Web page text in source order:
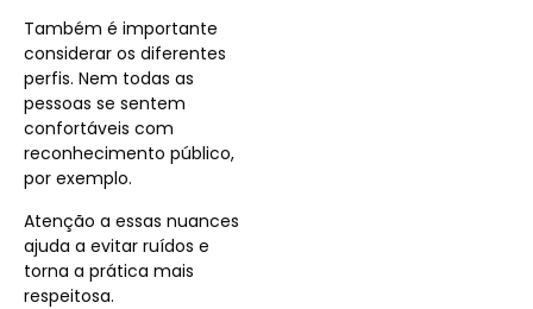
Também é importante
considerar os diferentes
perfis. Nem todas as
pessoas se sentem
confortáveis com
reconhecimento público,
por exemplo.
Atenção a essas nuances
ajuda a evitar ruídos e
torna a prática mais
respeitosa.